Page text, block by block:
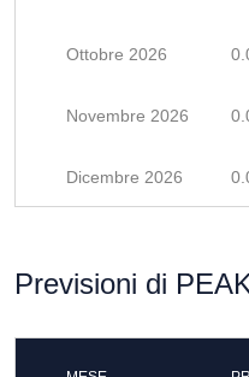
Ottobre 2026
Novembre 2026
Dicembre 2026
Previsioni di